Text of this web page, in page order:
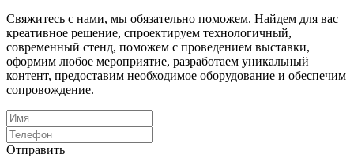
Свяжитесь с нами, мы обязательно поможем. Найдем для вас
креативное решение, спроектируем технологичный,
современный стенд, поможем с проведением выставки,
оформим любое мероприятие, разработаем уникальный
контент, предоставим необходимое оборудование и обеспечим
сопровождение.
Отправить